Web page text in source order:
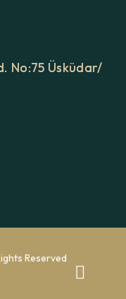
No:75 Üsküdar/
Reserved